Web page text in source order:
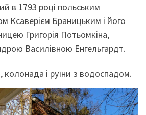
в 1793 році польським
Ксаверієм Браницьким і його
Григорія Потьомкіна,
Василівною Енгельгардт.
колонада і руїни з водоспадом.